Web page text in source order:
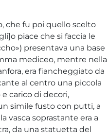
che fu poi quello scelto
piace che si faccia le
presentava una base
mediceo, mentre nella
era fiancheggiato da
al centro una piccola
carico di decori,
simile fusto con putti, a
vasca soprastante era a
da una statuetta del